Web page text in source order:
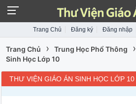
Trang Chủ Đăng ký Đăng nhập
Trang Chủ › Trung Học Phổ Thông ›
Sinh Học Lớp 10
THƯ VIỆN GIÁO ÁN SINH HỌC LỚP 10